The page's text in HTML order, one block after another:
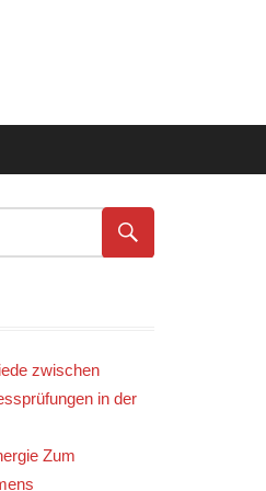
zwischen
in der
Zum